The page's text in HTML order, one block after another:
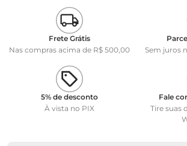
Referência: 285102420
Marca SI Analytics
Peso Bruto: 150 gramas
Frete Grátis
Nas compras acima de R$ 500,00
Sem juros
5% de desconto
À vista no PIX
Fale
Tire suas